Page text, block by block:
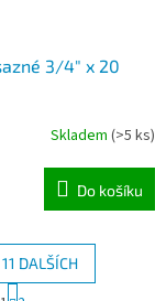
3/4" x 20
Skladem (>5 ks)
Do košíku
DALŠÍCH